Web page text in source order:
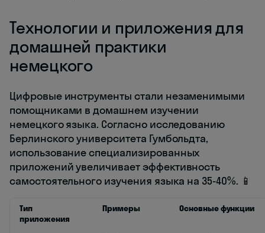
Технологии и приложения для
домашней практики
немецкого
Цифровые инструменты стали незаменимыми
помощниками в домашнем изучении
немецкого языка. Согласно исследованию
Берлинского университета Гумбольдта,
использование специализированных
приложений увеличивает эффективность
самостоятельного изучения языка на 35-40%. 📱
Тип
приложения
Примеры Основные функции